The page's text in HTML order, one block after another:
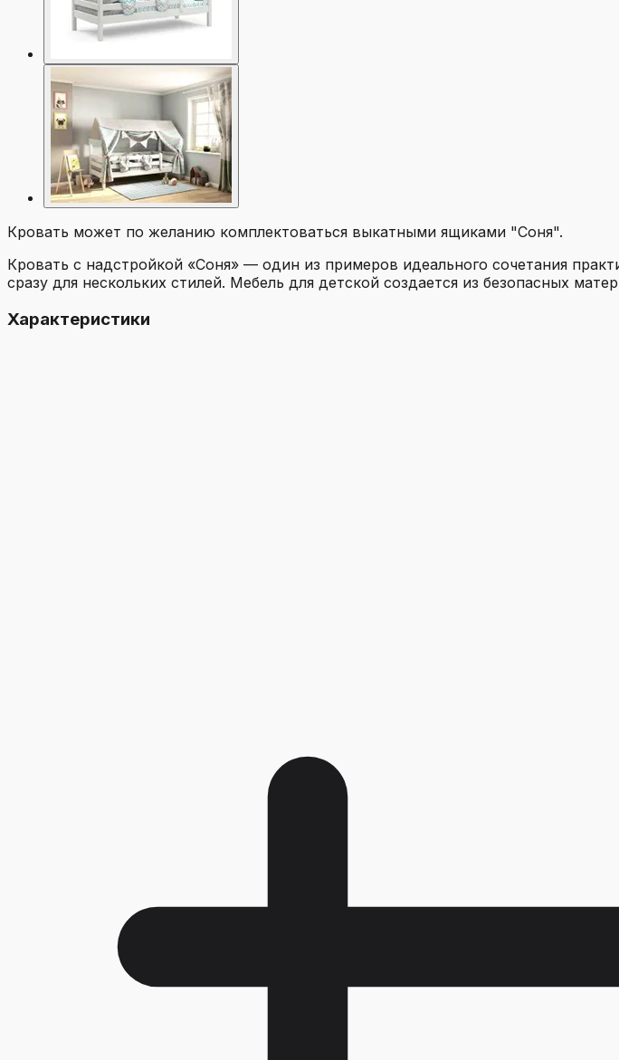
Кровать может по желанию комплектоваться выкатными ящиками "Соня".
Кровать с надстройкой «Соня» — один из примеров идеального сочетания
сразу для нескольких стилей. Мебель для детской создается из безопасных
Характеристики